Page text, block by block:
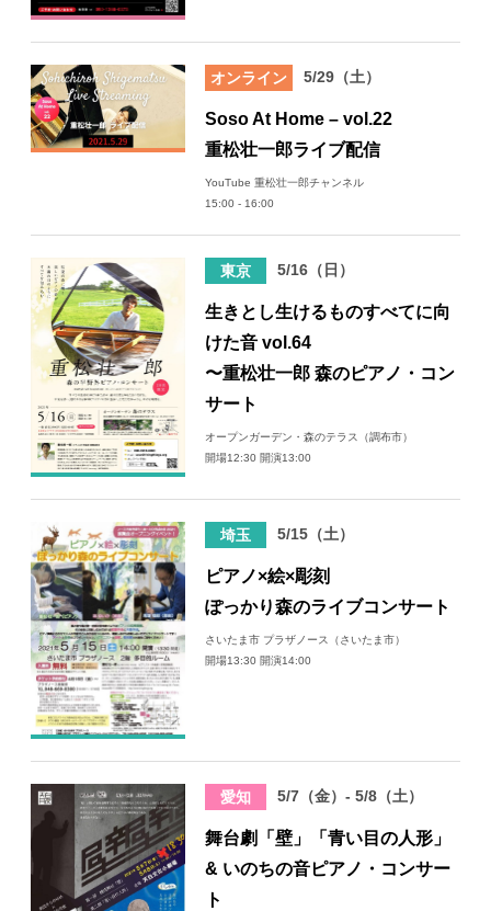
オンライン 5/29（土）
Soso At Home – vol.22
重松壮一郎ライブ配信
YouTube 重松壮一郎チャンネル
15:00 - 16:00
東京 5/16（日）
生きとし生けるものすべてに向
けた音 vol.64
〜重松壮一郎 森のピアノ・コン
サート
オープンガーデン・森のテラス（調布市）
開場12:30 開演13:00
埼玉 5/15（土）
ピアノ×絵×彫刻
ぽっかり森のライブコンサート
さいたま市 プラザノース（さいたま市）
開場13:30 開演14:00
愛知 5/7（金）- 5/8（土）
舞台劇「壁」「青い目の人形」
& いのちの音ピアノ・コンサー
ト